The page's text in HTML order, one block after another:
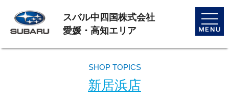
toggle
スバル中四国株式会社
愛媛・高知エリア
SHOP TOPICS
新居浜店